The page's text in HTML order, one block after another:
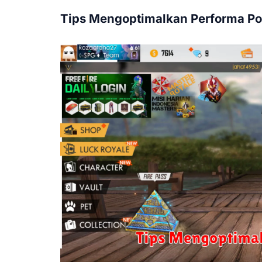
Tips Mengoptimalkan Performa